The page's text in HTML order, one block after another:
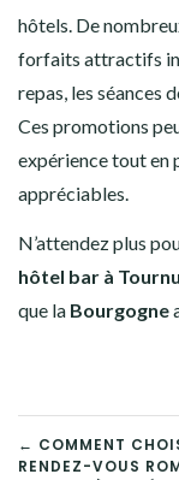
hôtels. De
forfaits attractifs
repas, les séances
Ces promotions
expérience tout en
appréciables.
N’attendez plus
hôtel bar à
que la Bourgogne
← COMMENT
RENDEZ-VOUS